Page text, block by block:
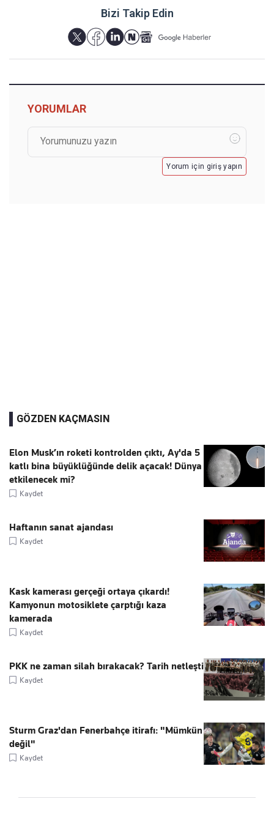
Bizi Takip Edin
YORUMLAR
Yorum için giriş yapın
GÖZDEN KAÇMASIN
Elon Musk’ın roketi kontrolden çıktı, Ay'da 5
katlı bina büyüklüğünde delik açacak! Dünya
etkilenecek mi?
Kaydet
Haftanın sanat ajandası
Kaydet
Kask kamerası gerçeği ortaya çıkardı!
Kamyonun motosiklete çarptığı kaza
kamerada
Kaydet
PKK ne zaman silah bırakacak? Tarih netleşti
Kaydet
Sturm Graz'dan Fenerbahçe itirafı: "Mümkün
değil"
Kaydet